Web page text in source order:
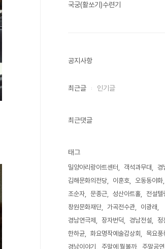
국궁(활쏘기)수련기
공지사항
최근글 인기글
최근댓글
태그
밀양아리랑아트센터 객석과무대
경
김해문화의전당
이훈호
오동동야화
조순자
문종근 성산아트홀
전설텔
창원문화재단
가곡전수관
이광래
경남연극제
장자번덕 경남전설
정
한하균
화요명작예술감상회
목요풍
경남이야기
주말에 뭘볼까
주말공연